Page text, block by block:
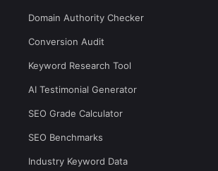
Domain Authority Checker
Conversion Audit
Keyword Research Tool
AI Testimonial Generator
SEO Grade Calculator
SEO Benchmarks
Industry Keyword Data